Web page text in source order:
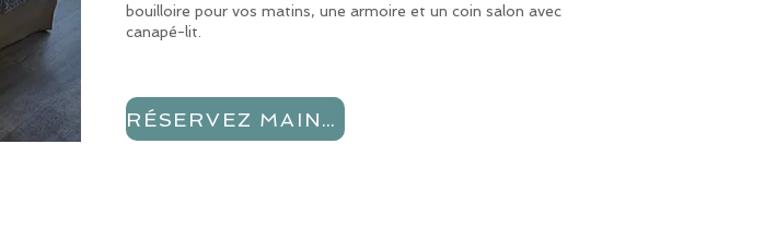
bouilloire pour vos matins, une armoire et un coin salon avec
canapé-lit.
RÉSERVEZ MAINTENANT